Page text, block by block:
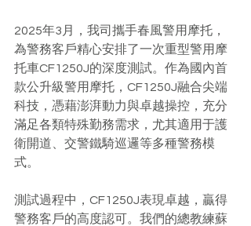
2025年3月，我司攜手春風警用摩托，
為警務客戶精心安排了一次重型警用摩
托車CF1250J的深度測試。作為國內首
款公升級警用摩托，CF1250J融合尖端
科技，憑藉澎湃動力與卓越操控，充分
滿足各類特殊勤務需求，尤其適用于護
衛開道、交警鐵騎巡邏等多種警務模
式。
測試過程中，CF1250J表現卓越，贏得
警務客戶的高度認可。我們的總教練蘇